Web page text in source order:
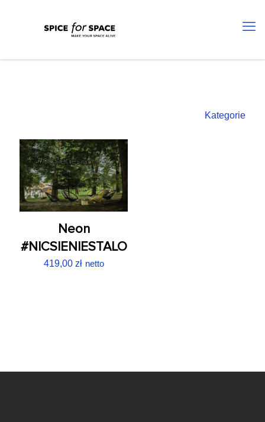
Kategorie
Neon
#NICSIENIESTALO
419,00 zł netto